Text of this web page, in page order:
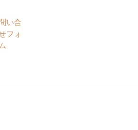
い合
フォ